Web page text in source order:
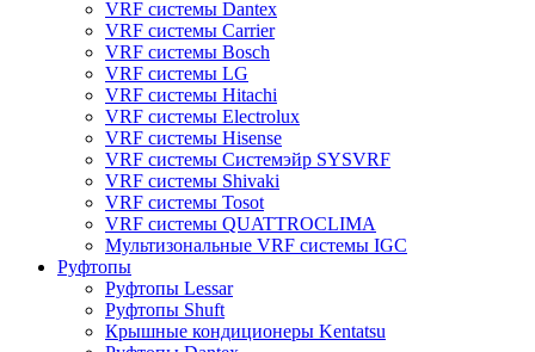
VRF системы Dantex
VRF системы Carrier
VRF системы Bosch
VRF системы LG
VRF системы Hitachi
VRF системы Electrolux
VRF системы Hisense
VRF системы Системэйр SYSVRF
VRF системы Shivaki
VRF системы Tosot
VRF системы QUATTROCLIMA
Мультизональные VRF системы IGC
Руфтопы
Руфтопы Lessar
Руфтопы Shuft
Крышные кондиционеры Kentatsu